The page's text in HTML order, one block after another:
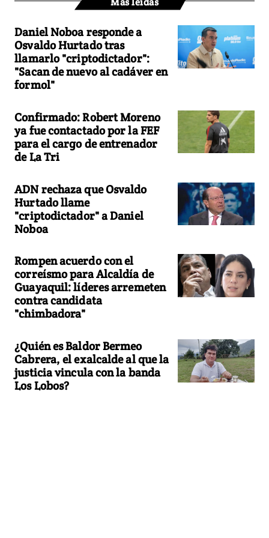
Daniel Noboa responde a
Osvaldo Hurtado tras
llamarlo "criptodictador":
"Sacan de nuevo al cadáver en
formol"
Confirmado: Robert Moreno
ya fue contactado por la FEF
para el cargo de entrenador
de La Tri
ADN rechaza que Osvaldo
Hurtado llame
"criptodictador" a Daniel
Noboa
Rompen acuerdo con el
correísmo para Alcaldía de
Guayaquil: líderes arremeten
contra candidata
"chimbadora"
¿Quién es Baldor Bermeo
Cabrera, el exalcalde al que la
justicia vincula con la banda
Los Lobos?